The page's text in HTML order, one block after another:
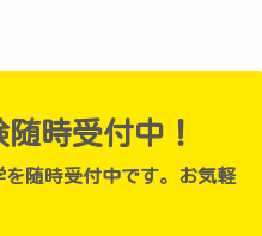
時受付中！
随時受付中です。お気軽